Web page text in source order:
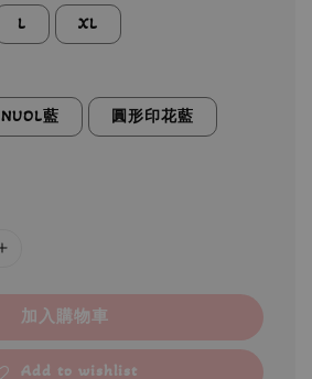
L XL
NUOL藍 圓形印花藍
加入購物車
Add to wishlist